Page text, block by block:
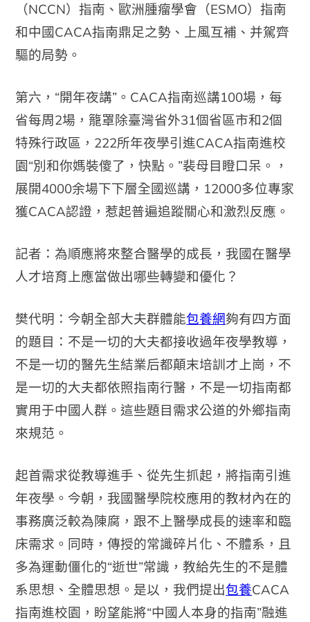
（NCCN）指南、歐洲腫瘤學會（ESMO）指南
和中國CACA指南鼎足之勢、上風互補、并駕齊
驅的局勢。
第六，“開年夜講”。CACA指南巡講100場，每
省每周2場，籠罩除臺灣省外31個省區市和2個
特殊行政區，222所年夜學引進CACA指南進校
園“別和你媽裝傻了，快點。”裴母目瞪口呆。，
展開4000余場下下層全國巡講，12000多位專家
獲CACA認證，惹起普遍追蹤關心和激烈反應。
記者：為順應將來整合醫學的成長，我國在醫學
人才培育上應當做出哪些轉變和優化？
樊代明：今朝全部大夫群體能包養網夠有四方面
的題目：不是一切的大夫都接收過年夜學教導，
不是一切的醫先生結業后都顛末培訓才上崗，不
是一切的大夫都依照指南行醫，不是一切指南都
實用于中國人群。這些題目需求公道的外鄉指南
來規范。
起首需求從教導進手、從先生抓起，將指南引進
年夜學。今朝，我國醫學院校應用的教材內在的
事務廣泛較為陳腐，跟不上醫學成長的速率和臨
床需求。同時，傳授的常識碎片化、不體系，且
多為運動僵化的“逝世”常識，教給先生的不是體
系思想、全體思想。是以，我們提出包養CACA
指南進校園，盼望能將“中國人本身的指南”融進